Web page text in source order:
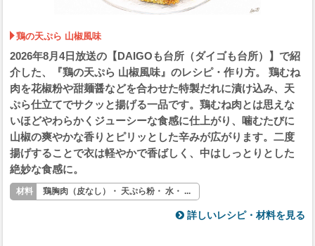
鶏の天ぷら 山椒風味
2026年8月4日放送の【DAIGOも台所（ダイゴも台所）】で紹
介した、『鶏の天ぷら 山椒風味』のレシピ・作り方。 鶏むね
肉を花椒粉や甜麺醤などを合わせた特製だれに漬け込み、天
ぷら仕立てでサクッと揚げる一品です。鶏むね肉とは思えな
いほどやわらかくジューシーな食感に仕上がり、噛むたびに
山椒の爽やかな香りとピリッとした辛みが広がります。二度
揚げすることで衣は軽やかで香ばしく、中はしっとりとした
絶妙な食感に。
鶏胸肉（皮なし）・ 天ぷら粉・ 水・ ...
詳しいレシピ・材料を見る